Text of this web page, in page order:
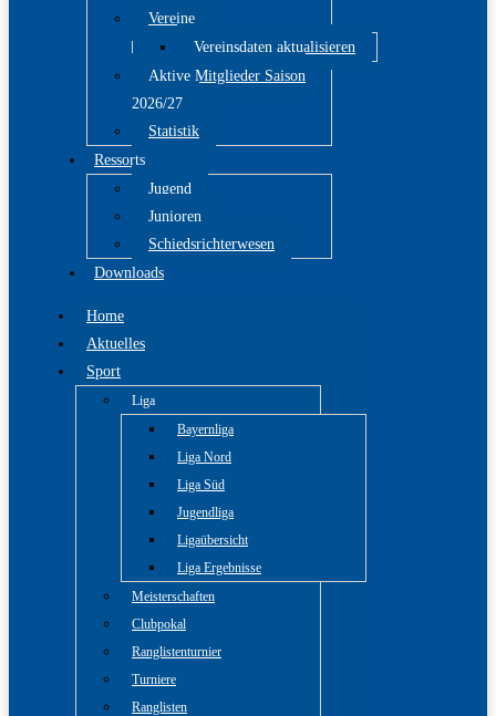
Vereine
Vereinsdaten aktualisieren
Aktive Mitglieder Saison
2026/27
Statistik
Ressorts
Jugend
Junioren
Schiedsrichterwesen
Downloads
Home
Aktuelles
Sport
Liga
Bayernliga
Liga Nord
Liga Süd
Jugendliga
Ligaübersicht
Liga Ergebnisse
Meisterschaften
Clubpokal
Ranglistenturnier
Turniere
Ranglisten